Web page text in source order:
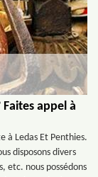
appel à
à Ledas Et Penthies.
disposons divers
etc. nous possédons